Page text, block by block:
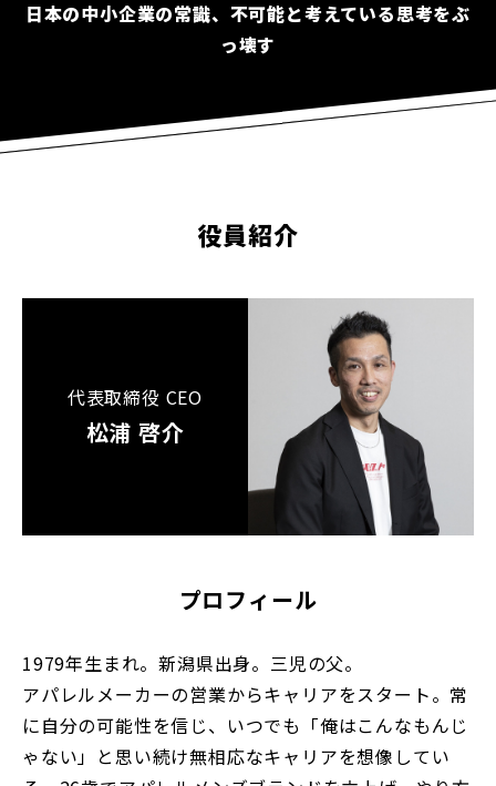
日本の中小企業の常識、不可能と考えている思考をぶ
っ壊す
役員紹介
代表取締役 CEO
松浦 啓介
プロフィール
1979年生まれ。新潟県出身。三児の父。
アパレルメーカーの営業からキャリアをスタート。常
に自分の可能性を信じ、いつでも「俺はこんなもんじ
ゃない」と思い続け無相応なキャリアを想像してい